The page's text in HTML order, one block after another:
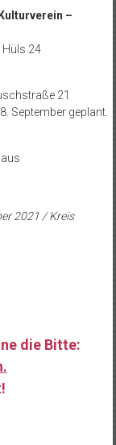
–
Hüls 24
21
September geplant.
2021 / Kreis
die Bitte: